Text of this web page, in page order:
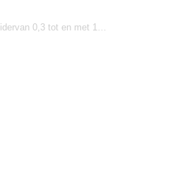
0,3 tot en met 1…